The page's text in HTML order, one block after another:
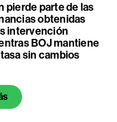
pierde parte de las
obtenidas
intervención
BOJ mantiene
sin cambios